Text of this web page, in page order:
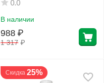
0.0
В наличии
1 317 ₽
988 ₽
Скидка 25%